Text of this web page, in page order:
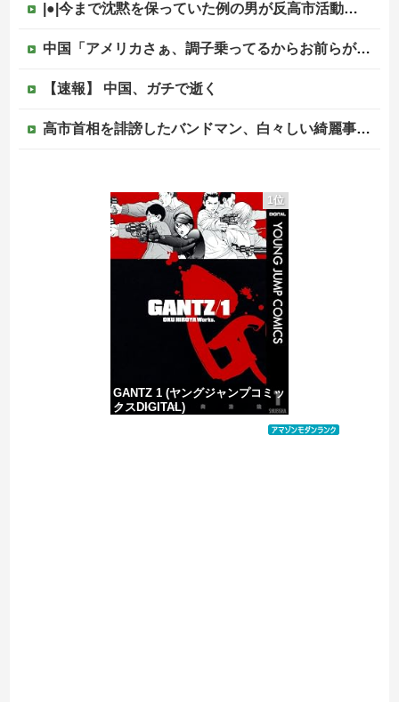
|●|今まで沈黙を保っていた例の男が反高市活動を再開した模様、財務省を手を組んでの返り咲きが狙いか？
中国「アメリカさぁ、調子乗ってるからお前らが頼ってる軍用中国ドローン輸出禁止するわw」
【速報】 中国、ガチで逝く
高市首相を誹謗したバンドマン、白々しい綺麗事を吐きまくっていたが実際の所業が発覚してしまい……
【訃報】ツルマルツヨシが死去 31歳
【速報】元原爆資料館館長「もし可能なら修学旅行や平和学習の小学生に炎天下で腐敗した遺体の臭いを再現し嗅がせたい」
【移民政策反対】イオンの売り場で唐揚げを食う中国人の子供
1位
GANTZ 1 (ヤングジャンプコミッ
クスDIGITAL)
価格：¥100